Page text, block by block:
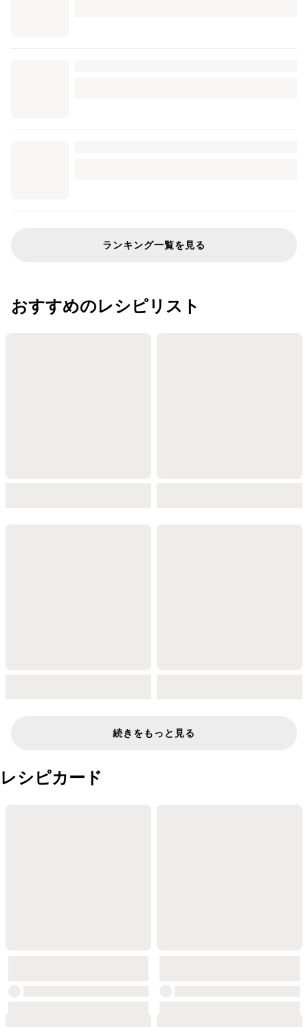
ランキング一覧を見る
おすすめのレシピリスト
続きをもっと見る
レシピカード